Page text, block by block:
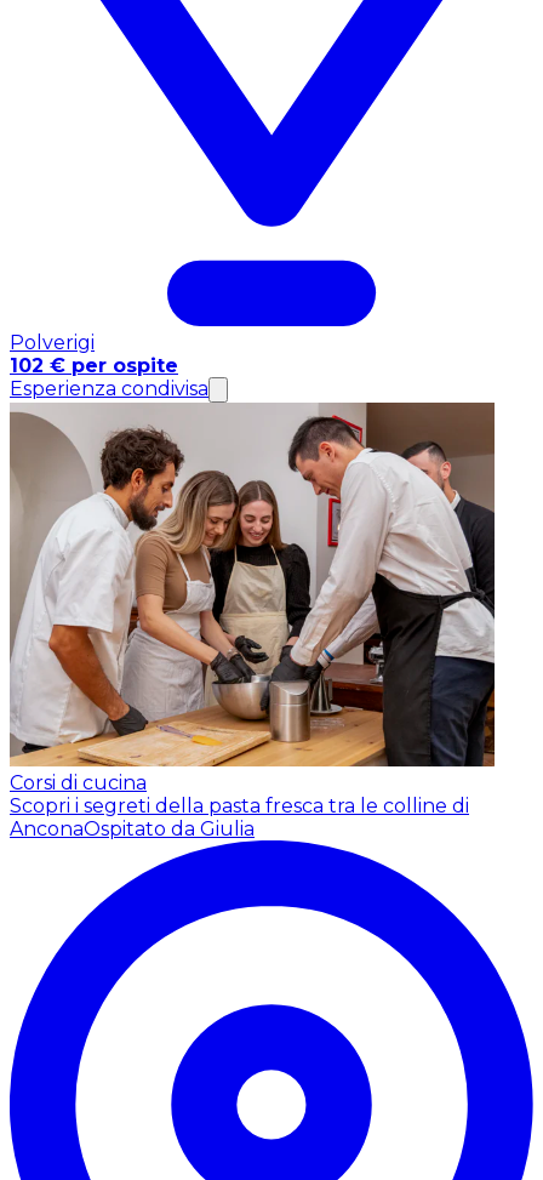
Polverigi
102 € per ospite
Esperienza condivisa
Corsi di cucina
Scopri i segreti della pasta fresca tra le colline di
AnconaOspitato da Giulia